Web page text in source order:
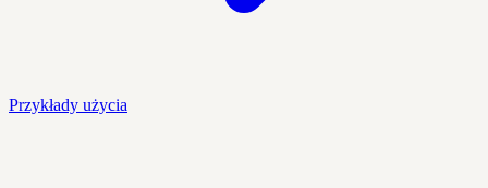
Przykłady użycia